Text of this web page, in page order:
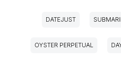
DATEJUST
OYSTER PERPETUAL